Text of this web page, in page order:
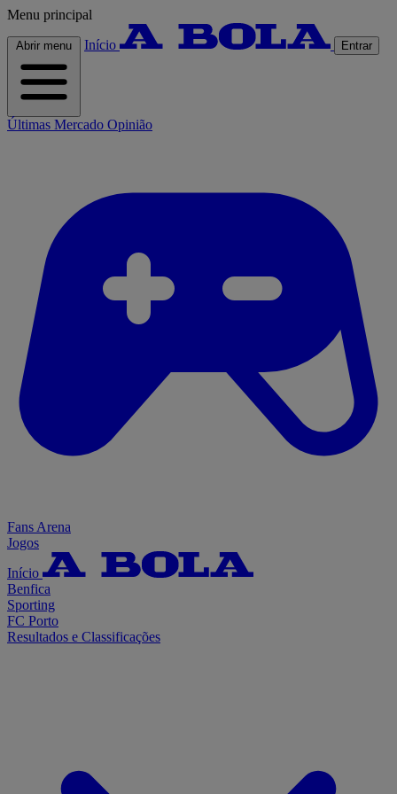
Menu principal
Abrir menu Início Entrar
Últimas Mercado Opinião
Fans Arena
Jogos
Início
Benfica
Sporting
FC Porto
Resultados e Classificações